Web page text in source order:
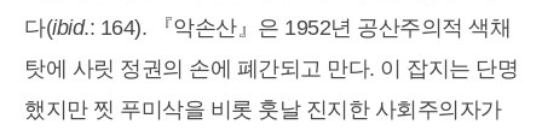
다(ibid.: 164). 『악손산』은 1952년 공산주의적 색채
탓에 사릿 정권의 손에 폐간되고 만다. 이 잡지는 단명
했지만 찟 푸미삭을 비롯 훗날 진지한 사회주의자가